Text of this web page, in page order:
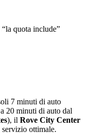
quota include”
7 minuti di auto
20 minuti di auto dal
), il Rove City Center
servizio ottimale.